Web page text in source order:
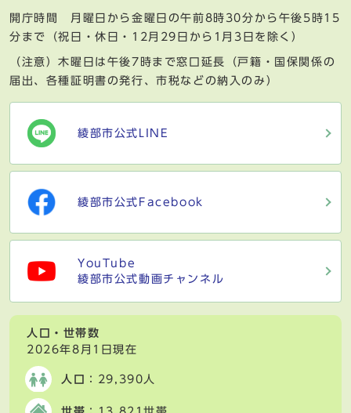
開庁時間 月曜日から金曜日の午前8時30分から午後5時15
分まで（祝日・休日・12月29日から1月3日を除く）
（注意）木曜日は午後7時まで窓口延長（戸籍・国保関係の
届出、各種証明書の発行、市税などの納入のみ）
綾部市公式LINE
綾部市公式Facebook
YouTube
綾部市公式動画チャンネル
人口・世帯数
2026年8月1日現在
人口 ：29,390人